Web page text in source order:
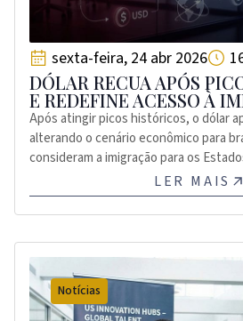
sexta-feira, 24 abr 2026
DÓLAR RECUA APÓS
E REDEFINE ACESSO À
Após atingir picos históricos, o dólar
alterando o cenário econômico para
consideram a imigração para os
LER MAIS
Notícias